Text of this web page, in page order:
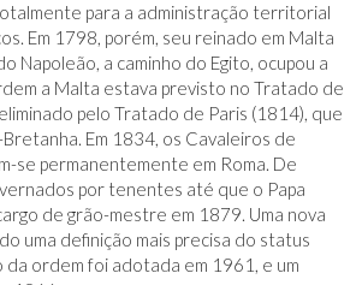
para a administração territorial
Em 1798, porém, seu reinado em Malta
Napoleão, a caminho do Egito, ocupou a
a Malta estava previsto no Tratado de
pelo Tratado de Paris (1814), que
Em 1834, os Cavaleiros de
se permanentemente em Roma. De
por tenentes até que o Papa
de grão-mestre em 1879. Uma nova
uma definição mais precisa do status
ordem foi adotada em 1961, e um